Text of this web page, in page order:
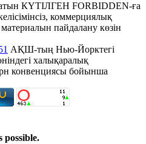
КҮТІЛГЕН FORBIDDEN-ға
коммерциялық
пайдалану көзін
АҚШ-тың Нью-Йорктегі
халықаралық
конвенциясы бойынша
possible.